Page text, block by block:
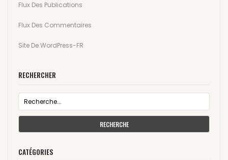
Flux Des Publications
Flux Des Commentaires
Site De WordPress-FR
RECHERCHER
RECHERCHE
CATÉGORIES